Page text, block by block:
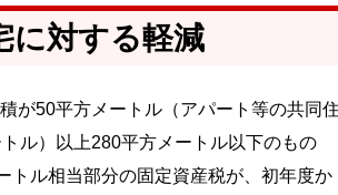
に対する軽減
が50平方メートル（アパート等の共同
ル）以上280平方メートル以下のもの
トル相当部分の固定資産税が、初年度か